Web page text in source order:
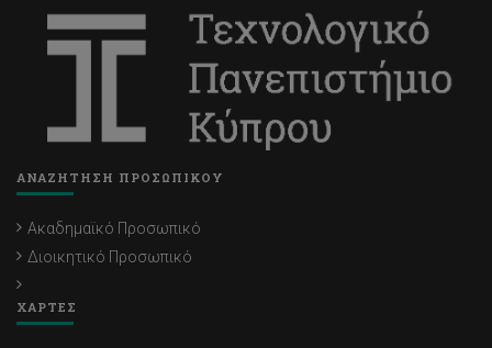
ΑΝΑΖΗΤΗΣΗ ΠΡΟΣΩΠΙΚΟΥ
Ακαδημαϊκό Προσωπικό
Διοικητικό Προσωπικό
ΧΑΡΤΕΣ